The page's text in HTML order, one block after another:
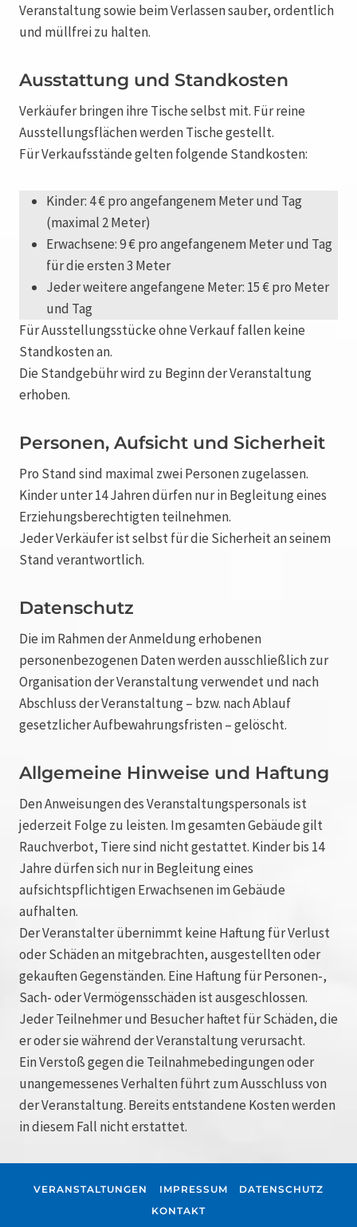
Veranstaltung sowie beim Verlassen sauber, ordentlich
und müllfrei zu halten.
Ausstattung und Standkosten
Verkäufer bringen ihre Tische selbst mit. Für reine
Ausstellungsflächen werden Tische gestellt.
Für Verkaufsstände gelten folgende Standkosten:
Kinder: 4 € pro angefangenem Meter und Tag
(maximal 2 Meter)
Erwachsene: 9 € pro angefangenem Meter und Tag
für die ersten 3 Meter
Jeder weitere angefangene Meter: 15 € pro Meter
und Tag
Für Ausstellungsstücke ohne Verkauf fallen keine
Standkosten an.
Die Standgebühr wird zu Beginn der Veranstaltung
erhoben.
Personen, Aufsicht und Sicherheit
Pro Stand sind maximal zwei Personen zugelassen.
Kinder unter 14 Jahren dürfen nur in Begleitung eines
Erziehungsberechtigten teilnehmen.
Jeder Verkäufer ist selbst für die Sicherheit an seinem
Stand verantwortlich.
Datenschutz
Die im Rahmen der Anmeldung erhobenen
personenbezogenen Daten werden ausschließlich zur
Organisation der Veranstaltung verwendet und nach
Abschluss der Veranstaltung – bzw. nach Ablauf
gesetzlicher Aufbewahrungsfristen – gelöscht.
Allgemeine Hinweise und Haftung
Den Anweisungen des Veranstaltungspersonals ist
jederzeit Folge zu leisten. Im gesamten Gebäude gilt
Rauchverbot, Tiere sind nicht gestattet. Kinder bis 14
Jahre dürfen sich nur in Begleitung eines
aufsichtspflichtigen Erwachsenen im Gebäude
aufhalten.
Der Veranstalter übernimmt keine Haftung für Verlust
oder Schäden an mitgebrachten, ausgestellten oder
gekauften Gegenständen. Eine Haftung für Personen-,
Sach- oder Vermögensschäden ist ausgeschlossen.
Jeder Teilnehmer und Besucher haftet für Schäden, die
er oder sie während der Veranstaltung verursacht.
Ein Verstoß gegen die Teilnahmebedingungen oder
unangemessenes Verhalten führt zum Ausschluss von
der Veranstaltung. Bereits entstandene Kosten werden
in diesem Fall nicht erstattet.
VERANSTALTUNGEN IMPRESSUM
DATENSCHUTZ
KONTAKT